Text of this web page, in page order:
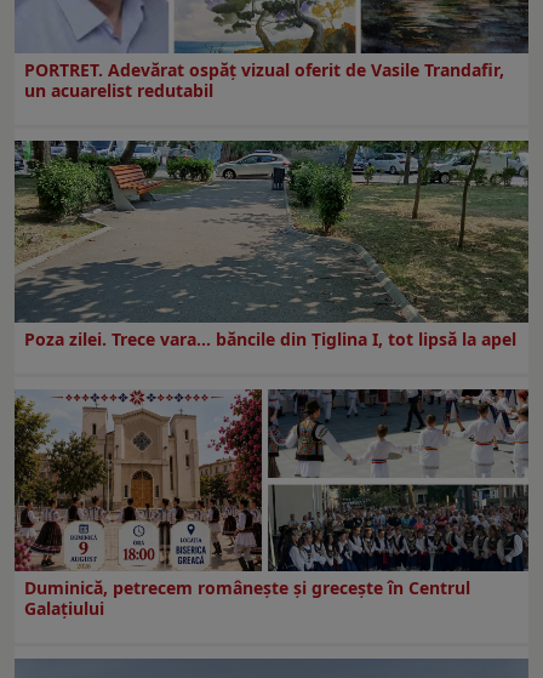
PORTRET. Adevărat ospăț vizual oferit de Vasile Trandafir,
un acuarelist redutabil
Poza zilei. Trece vara… băncile din Ţiglina I, tot lipsă la apel
Duminică, petrecem româneşte şi greceşte în Centrul
Galaţiului